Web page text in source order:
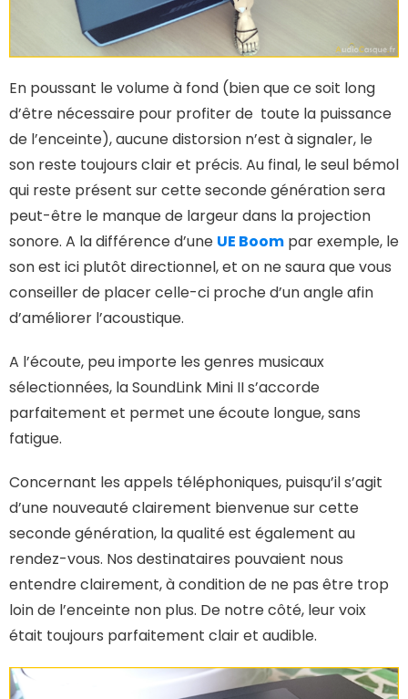
En poussant le volume à fond (bien que ce soit long
d’être nécessaire pour profiter de toute la puissance
de l’enceinte), aucune distorsion n’est à signaler, le
son reste toujours clair et précis. Au final, le seul bémol
qui reste présent sur cette seconde génération sera
peut-être le manque de largeur dans la projection
sonore. A la différence d’une UE Boom par exemple, le
son est ici plutôt directionnel, et on ne saura que vous
conseiller de placer celle-ci proche d’un angle afin
d’améliorer l’acoustique.
A l’écoute, peu importe les genres musicaux
sélectionnées, la SoundLink Mini II s’accorde
parfaitement et permet une écoute longue, sans
fatigue.
Concernant les appels téléphoniques, puisqu’il s’agit
d’une nouveauté clairement bienvenue sur cette
seconde génération, la qualité est également au
rendez-vous. Nos destinataires pouvaient nous
entendre clairement, à condition de ne pas être trop
loin de l’enceinte non plus. De notre côté, leur voix
était toujours parfaitement clair et audible.